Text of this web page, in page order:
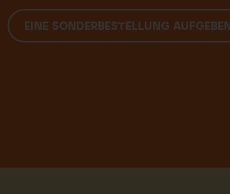
EINE SONDERBESTELLUNG AUFGEBEN